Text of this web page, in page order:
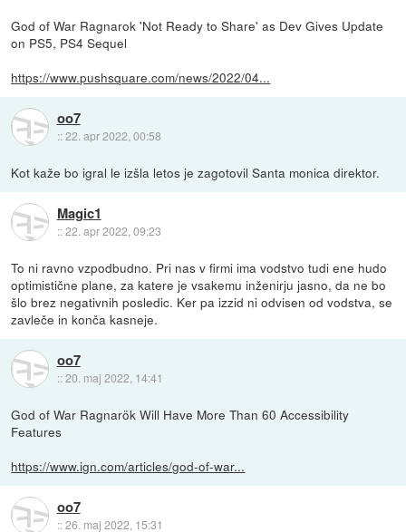
God of War Ragnarok 'Not Ready to Share' as Dev Gives Update
on PS5, PS4 Sequel
https://www.pushsquare.com/news/2022/04...
oo7
::22. apr 2022, 00:58
Kot kaže bo igral le izšla letos je zagotovil Santa monica direktor.
Magic1
::22. apr 2022, 09:23
To ni ravno vzpodbudno. Pri nas v firmi ima vodstvo tudi ene hudo
optimistične plane, za katere je vsakemu inženirju jasno, da ne bo
šlo brez negativnih posledic. Ker pa izzid ni odvisen od vodstva, se
zavleče in konča kasneje.
oo7
::20. maj 2022, 14:41
God of War Ragnarök Will Have More Than 60 Accessibility
Features
https://www.ign.com/articles/god-of-war...
oo7
::26. maj 2022, 15:31